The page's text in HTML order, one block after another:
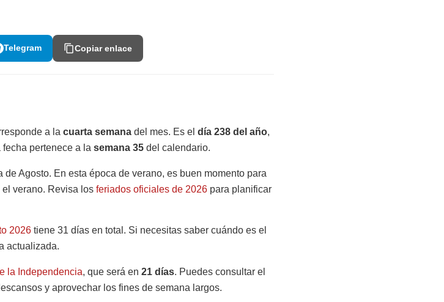
Telegram Copiar enlace
a la cuarta semana del mes. Es el día 238 del año,
pertenece a la semana 35 del calendario.
de Agosto. En esta época de verano, es buen momento para
verano. Revisa los feriados oficiales de 2026 para planificar
2026 tiene 31 días en total. Si necesitas saber cuándo es el
actualizada.
la Independencia, que será en 21 días. Puedes consultar el
y aprovechar los fines de semana largos.